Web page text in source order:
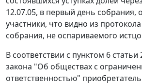
12.07.05, в первый день собрания,
участники, что видно из
собрания, не оспариваемого
В соответствии с пунктом 6 статьи
закона "Об обществах с
ответственностью"